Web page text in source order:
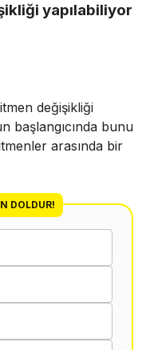
yapılabiliyor
değişikliği
başlangıcında bunu
arasında bir
DOLDUR!